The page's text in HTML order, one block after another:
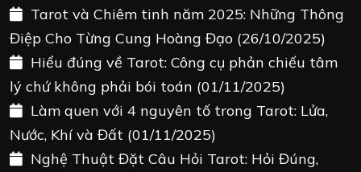
Tarot và Chiêm tinh năm 2025: Những Thông
Điệp Cho Từng Cung Hoàng Đạo (26/10/2025)
Hiểu đúng về Tarot: Công cụ phản chiếu tâm
lý chứ không phải bói toán (01/11/2025)
Làm quen với 4 nguyên tố trong Tarot: Lửa,
Nước, Khí và Đất (01/11/2025)
Nghệ Thuật Đặt Câu Hỏi Tarot: Hỏi Đúng,